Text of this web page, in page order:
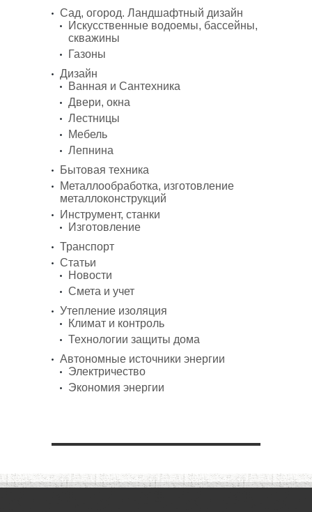
Сад, огород. Ландшафтный дизайн
Искусственные водоемы, бассейны,
скважины
Газоны
Дизайн
Ванная и Сантехника
Двери, окна
Лестницы
Мебель
Лепнина
Бытовая техника
Металлообработка, изготовление
металлоконструкций
Инструмент, станки
Изготовление
Транспорт
Статьи
Новости
Смета и учет
Утепление изоляция
Климат и контроль
Технологии защиты дома
Автономные источники энергии
Электричество
Экономия энергии